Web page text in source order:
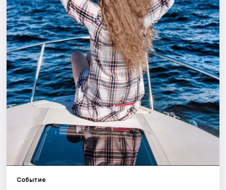
Города
Площадки
Артисты
Рейтинги
Событие